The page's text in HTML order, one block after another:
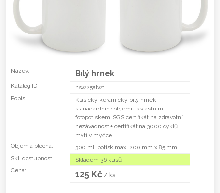
Název: Bílý hrnek
Katalog ID:
hsw25alwt
Popis:
Klasický keramický bílý hrnek
stanadardního objemu s vlastním
fotopotiskem. SGS certifikát na zdravotní
nezávadnost + certifikát na 3000 cyklů
mytí v myčce.
Objem a plocha:
300 ml, potisk max. 200 mm x 85 mm
Skl. dostupnost:
Skladem 36 kusů
Cena:
125 Kč / ks